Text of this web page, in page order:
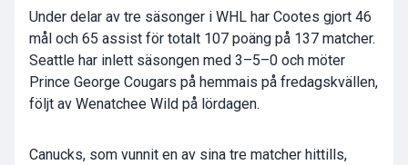
Under delar av tre säsonger i WHL har Cootes gjort 46
mål och 65 assist för totalt 107 poäng på 137 matcher.
Seattle har inlett säsongen med 3–5–0 och möter
Prince George Cougars på hemmais på fredagskvällen,
följt av Wenatchee Wild på lördagen.
Canucks, som vunnit en av sina tre matcher hittills,